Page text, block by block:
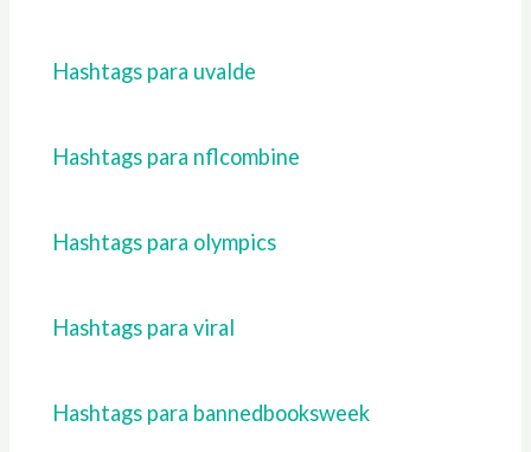
Hashtags para uvalde
Hashtags para nflcombine
Hashtags para olympics
Hashtags para viral
Hashtags para bannedbooksweek